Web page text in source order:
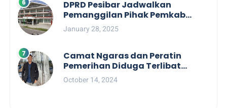
DPRD Pesibar Jadwalkan
Pemanggilan Pihak Pemkab
Terkait Nasib dan Status TKD di
Tahun 2025
January 28, 2025
Camat Ngaras dan Peratin
Pemerihan Diduga Terlibat
Politik Praktis, Mahasiswa
Pesibar Desak Bawaslu
October 14, 2024